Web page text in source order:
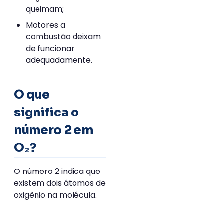
queimam;
Motores a
combustão deixam
de funcionar
adequadamente.
O que
significa o
número 2 em
O₂?
O número 2 indica que
existem dois átomos de
oxigênio na molécula.